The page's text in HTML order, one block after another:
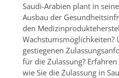
Saudi-Arabien plant in
Ausbau der
den
Wachstumsmöglichkeiten?
gestiegenen
für die Zulassung?
wie Sie die Zulassung in